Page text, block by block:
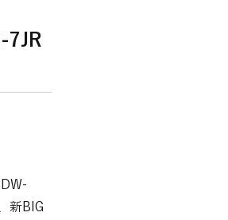
7JR
新BIG